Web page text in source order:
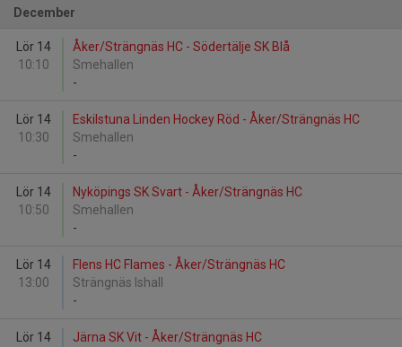
December
Lör 14
10:10
Åker/Strängnäs HC - Södertälje SK Blå
Smehallen
-
Lör 14
10:30
Eskilstuna Linden Hockey Röd - Åker/Strängnäs HC
Smehallen
-
Lör 14
10:50
Nyköpings SK Svart - Åker/Strängnäs HC
Smehallen
-
Lör 14
13:00
Flens HC Flames - Åker/Strängnäs HC
Strängnäs Ishall
-
Lör 14
Järna SK Vit - Åker/Strängnäs HC